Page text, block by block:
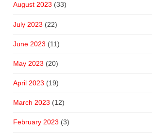
August 2023 (33)
July 2023 (22)
June 2023 (11)
May 2023 (20)
April 2023 (19)
March 2023 (12)
February 2023 (3)